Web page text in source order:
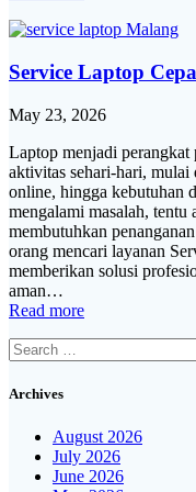
Service Laptop
May 23, 2026
Laptop menjadi
aktivitas sehari-hari,
online, hingga kebutuhan
mengalami masalah, tentu
membutuhkan
orang mencari layanan
memberikan solusi
aman…
Read more
Search
for:
Archives
August 2026
July 2026
June 2026